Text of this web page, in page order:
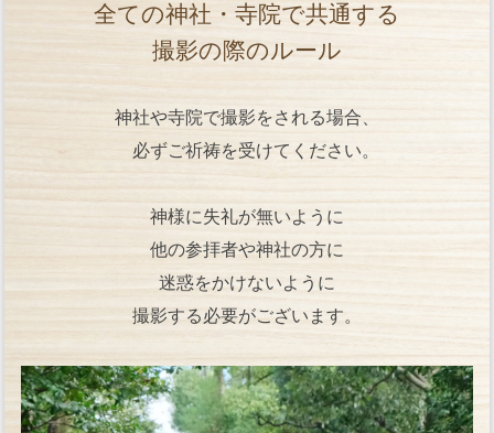
全ての神社・寺院で共通する
撮影の際のルール
神社や寺院で撮影をされる場合、
必ずご祈祷を受けてください。
神様に失礼が無いように
他の参拝者や神社の方に
迷惑をかけないように
撮影する必要がございます。